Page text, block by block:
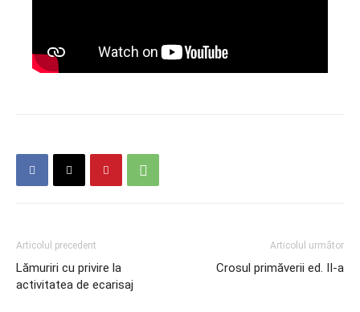
Articolul precedent
Lămuriri cu privire la
activitatea de ecarisaj
Articolul următor
Crosul primăverii ed. II-a